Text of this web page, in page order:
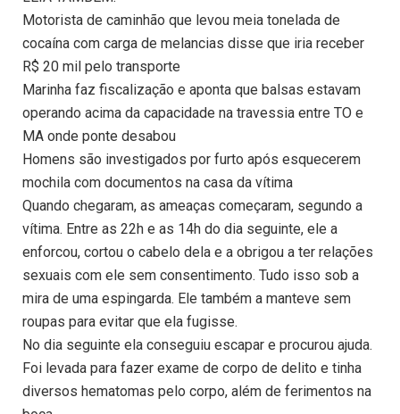
Motorista de caminhão que levou meia tonelada de
cocaína com carga de melancias disse que iria receber
R$ 20 mil pelo transporte
Marinha faz fiscalização e aponta que balsas estavam
operando acima da capacidade na travessia entre TO e
MA onde ponte desabou
Homens são investigados por furto após esquecerem
mochila com documentos na casa da vítima
Quando chegaram, as ameaças começaram, segundo a
vítima. Entre as 22h e as 14h do dia seguinte, ele a
enforcou, cortou o cabelo dela e a obrigou a ter relações
sexuais com ele sem consentimento. Tudo isso sob a
mira de uma espingarda. Ele também a manteve sem
roupas para evitar que ela fugisse.
No dia seguinte ela conseguiu escapar e procurou ajuda.
Foi levada para fazer exame de corpo de delito e tinha
diversos hematomas pelo corpo, além de ferimentos na